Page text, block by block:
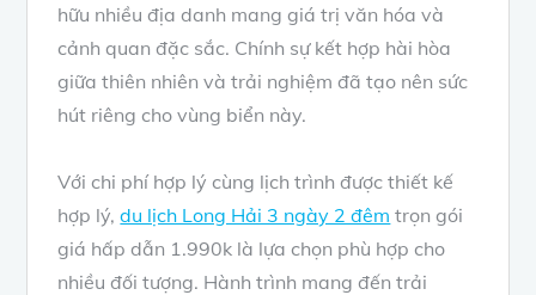
hữu nhiều địa danh mang giá trị văn hóa và
cảnh quan đặc sắc. Chính sự kết hợp hài hòa
giữa thiên nhiên và trải nghiệm đã tạo nên sức
hút riêng cho vùng biển này.
Với chi phí hợp lý cùng lịch trình được thiết kế
hợp lý,du lịch Long Hải 3 ngày 2 đêm trọn gói
giá hấp dẫn 1.990k là lựa chọn phù hợp cho
nhiều đối tượng. Hành trình mang đến trải